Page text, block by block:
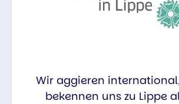
Wir aggieren
bekennen uns zu Lippe